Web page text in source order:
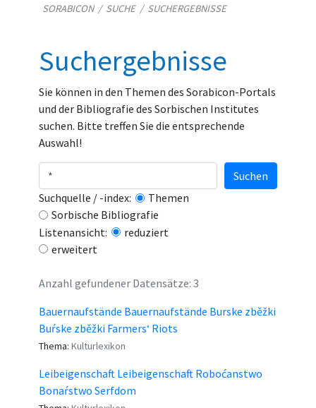
SORABICON/ SUCHE/ SUCHERGEBNISSE
Suchergebnisse
Sie können in den Themen des Sorabicon-Portals
und der Bibliografie des Sorbischen Institutes
suchen. Bitte treffen Sie die entsprechende
Auswahl!
Suchquelle / -index:
Themen
Sorbische Bibliografie
Listenansicht:
reduziert
erweitert
Suchen
Anzahl gefundener Datensätze: 3
Bauernaufstände Bauernaufstände Burske zběžki
Buŕske zběžki Farmers‘ Riots
Thema: Kulturlexikon
Leibeigenschaft Leibeigenschaft Roboćanstwo
Bonaŕstwo Serfdom